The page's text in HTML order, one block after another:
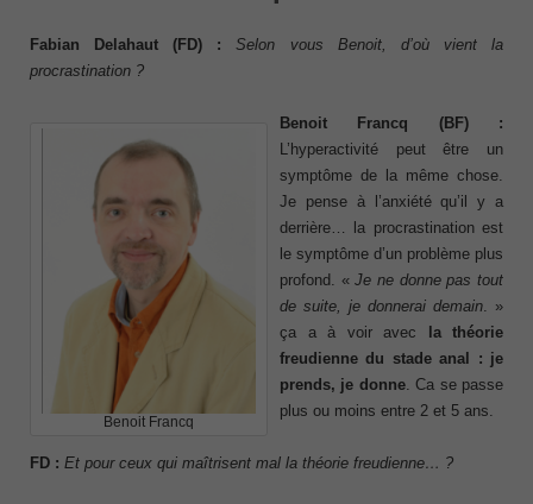
Fabian Delahaut (FD) :Selon vous Benoit, d’où vient la
procrastination ?
Benoit Francq
Benoit Francq (BF) :
L’hyperactivité peut être un
symptôme de la même chose.
Je pense à l’anxiété qu’il y a
derrière… la procrastination est
le symptôme d’un problème plus
profond. «Je ne donne pas tout
de suite, je donnerai demain . »
ça a à voir avec la
théorie
freudienne du stade anal : je
prends, je donne. Ca se passe
plus ou moins entre 2 et 5 ans.
FD : Et pour ceux qui maîtrisent mal la théorie freudienne… ?